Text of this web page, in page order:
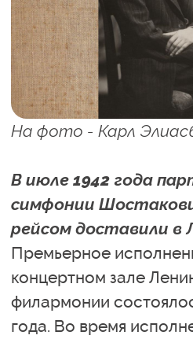
На фото - Карл
В июле 1942 года
симфонии
рейсом доставили в
Премьерное
концертном зале
филармонии
года. Во время